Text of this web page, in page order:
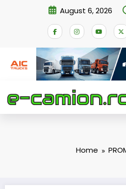
August 6, 2026
Home